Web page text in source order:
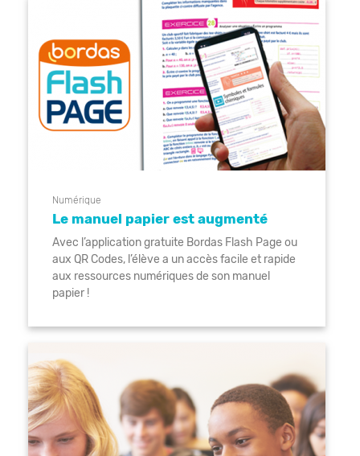
Numérique
Le manuel papier est augmenté
Avec l’application gratuite Bordas Flash Page ou
aux QR Codes, l’élève a un accès facile et rapide
aux ressources numériques de son manuel
papier !